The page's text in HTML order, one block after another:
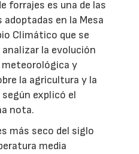
forrajes es una de las
en la Mesa
Climático que se
la evolución
y
la agricultura y la
según explicó el
nota.
más seco del siglo
media